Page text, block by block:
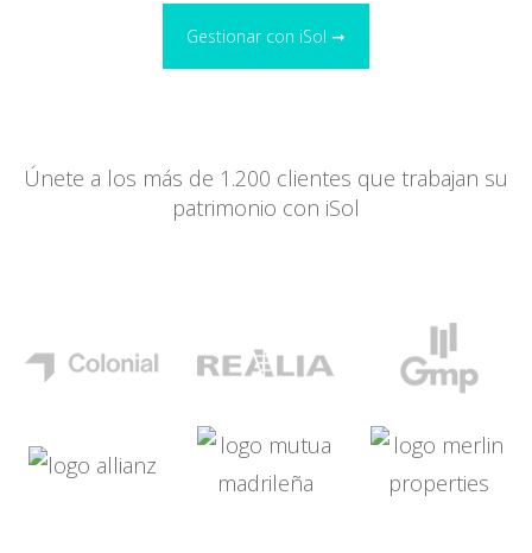
Gestionar con iSol ➞
Únete a los más de 1.200 clientes que trabajan su
patrimonio con iSol